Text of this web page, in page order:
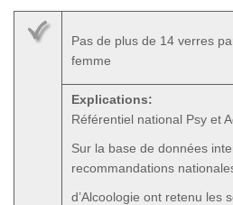
Pas de plus de 14 verres
femme
Explications:
Référentiel national Psy et
Sur la base de données
recommandations
d’Alcoologie ont retenu les